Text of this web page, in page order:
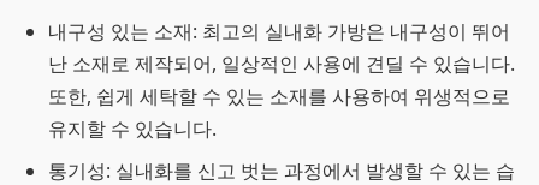
내구성 있는 소재: 최고의 실내화 가방은 내구성이 뛰어
난 소재로 제작되어, 일상적인 사용에 견딜 수 있습니다.
또한, 쉽게 세탁할 수 있는 소재를 사용하여 위생적으로
유지할 수 있습니다.
통기성: 실내화를 신고 벗는 과정에서 발생할 수 있는 습